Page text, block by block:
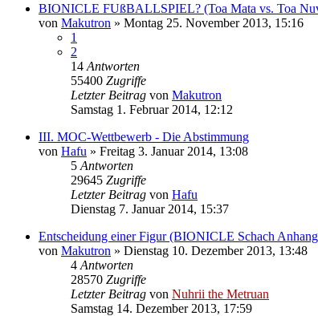
BIONICLE FUßBALLSPIEL? (Toa Mata vs. Toa
von Makutron » Montag 25. November 2013, 15:16
1
2
14 Antworten
55400 Zugriffe
Letzter Beitrag von Makutron
Samstag 1. Februar 2014, 12:12
III. MOC-Wettbewerb - Die Abstimmung
von Hafu » Freitag 3. Januar 2014, 13:08
5 Antworten
29645 Zugriffe
Letzter Beitrag von Hafu
Dienstag 7. Januar 2014, 15:37
Entscheidung einer Figur (BIONICLE Schach
von Makutron » Dienstag 10. Dezember 2013, 13:48
4 Antworten
28570 Zugriffe
Letzter Beitrag von Nuhrii the Metruan
Samstag 14. Dezember 2013, 17:59